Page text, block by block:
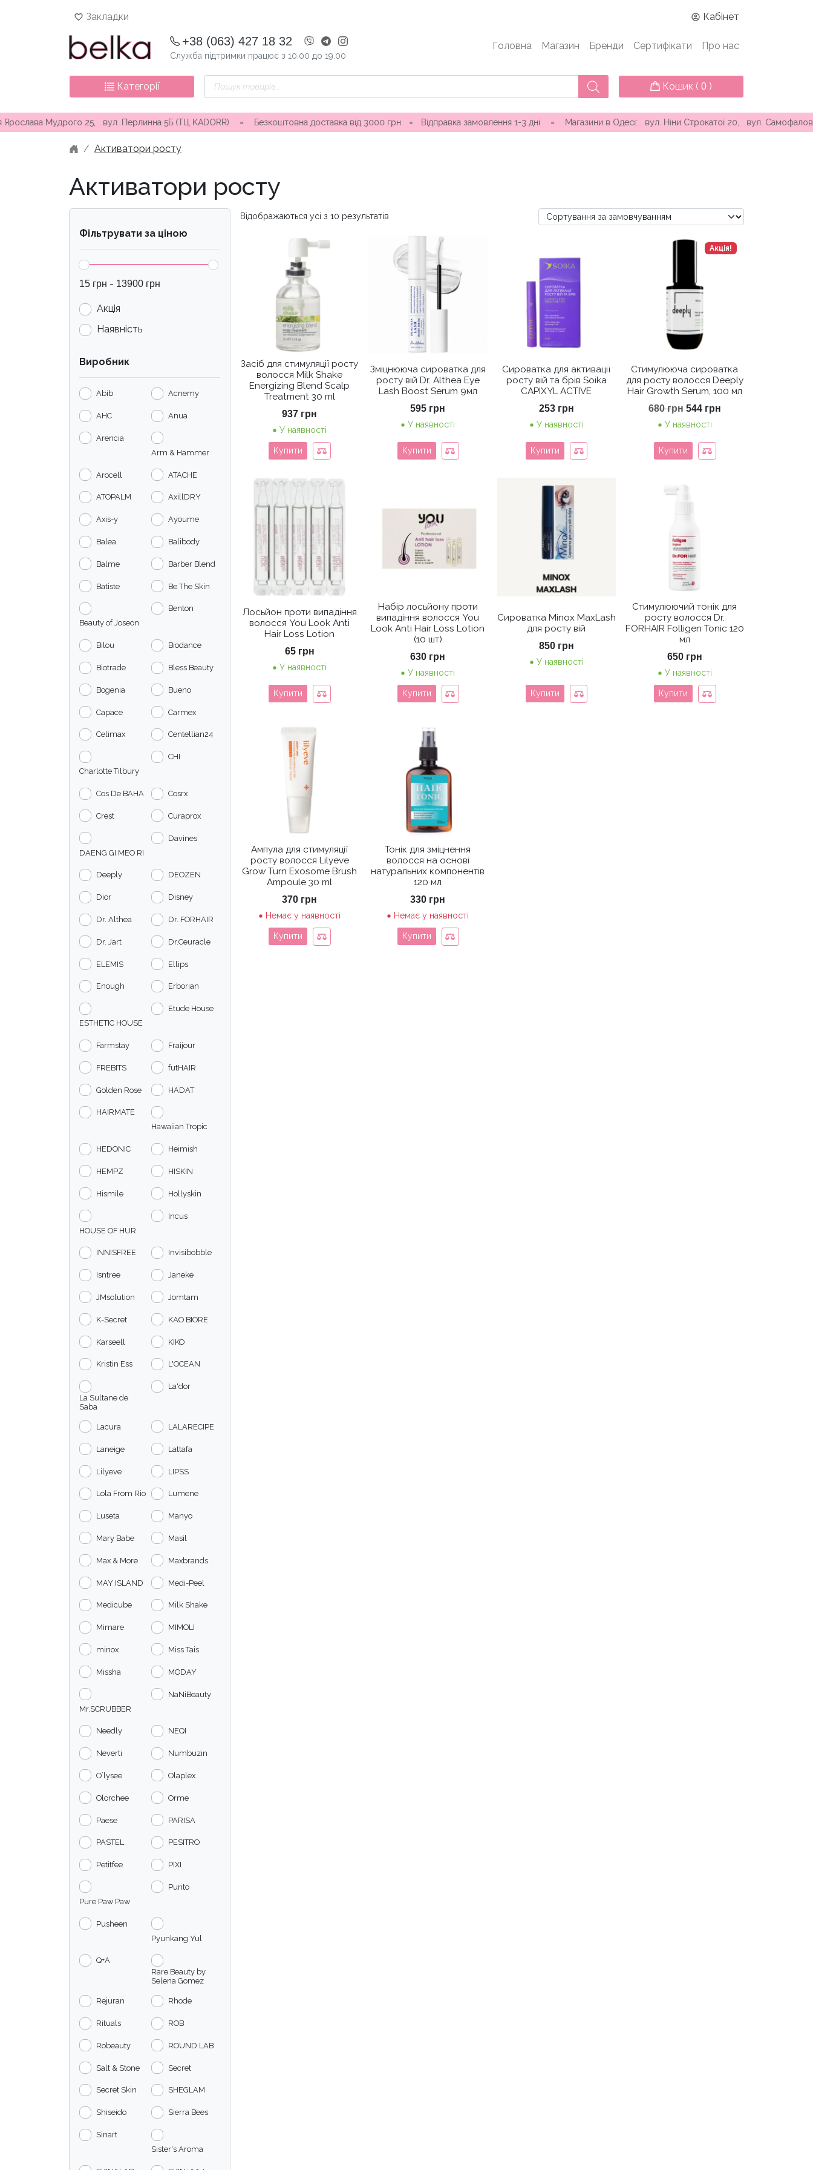
Закладки Кабінет
+38 (063) 427 18 32
Служба підтримки працює з 10.00 до 19.00
Головна Магазин Бренди Сертифікати Про нас
Категорії
Пошук
товарів
Кошик ( 0 )
вул. Перлинна 5Б (ТЦ KADORR) ∘ Безкоштовна доставка від 3000 грн∘Відправка замовлення 1-3 дні ∘ Магазини в Одесі: вул. Ніни Строкатої 20, вул. Самофалова ( Каманіна )
Активатори росту
Активатори росту
Фільтрувати за ціною
15 грн - 13900 грн
Акція
Наявність
Виробник
Abib Acnemy
AHC Anua
Arencia
Arm & Hammer
Arocell ATACHE
ATOPALM AxillDRY
Axis-y Ayoume
Balea Balibody
Balme Barber Blend
Batiste Be The Skin
Beauty of Joseon
Benton
Bilou Biodance
Biotrade Bless Beauty
Bogenia Bueno
Capace Carmex
Celimax Centellian24
Charlotte Tilbury
CHI
Cos De BAHA Cosrx
Crest Curaprox
DAENG GI MEO RI
Davines
Deeply DEOZEN
Dior Disney
Dr. Althea Dr. FORHAIR
Dr. Jart Dr.Ceuracle
ELEMIS Ellips
Enough Erborian
ESTHETIC HOUSE
Etude House
Farmstay Fraijour
FREBITS futHAIR
Golden Rose HADAT
HAIRMATE
Hawaiian Tropic
HEDONIC Heimish
HEMPZ HISKIN
Hismile Hollyskin
HOUSE OF HUR
Incus
INNISFREE Invisibobble
Isntree Janeke
JMsolution Jomtam
K-Secret KAO BIORE
Karseell KIKO
Kristin Ess L'OCEAN
La Sultane de
Saba
La'dor
Lacura LALARECIPE
Laneige Lattafa
Lilyeve LIPSS
Lola From Rio Lumene
Luseta Manyo
Mary Babe Masil
Max & More Maxbrands
MAY ISLAND Medi-Peel
Medicube Milk Shake
Mimare MIMOLI
minox Miss Tais
Missha MODAY
Mr.SCRUBBER
NaNiBeauty
Needly NEQI
Neverti Numbuzin
O`lysee Olaplex
Olorchee Orme
Paese PARISA
PASTEL PESITRO
Petitfee PIXI
Pure Paw Paw
Purito
Pusheen
Pyunkang Yul
Q+A
Rare Beauty by
Selena Gomez
Rejuran Rhode
Rituals ROB
Robeauty ROUND LAB
Salt & Stone Secret
Secret Skin SHEGLAM
Shiseido Sierra Bees
Sinart
Sister's Aroma
Відображаються усі з 10 результатів
Засіб для стимуляції росту
волосся Milk Shake
Energizing Blend Scalp
Treatment 30 ml
937 грн
У наявності
Купити
Зміцнююча сироватка для
росту вій Dr. Althea Eye
Lash Boost Serum 9мл
595 грн
У наявності
Купити
Сироватка для активації
росту вій та брів Soika
CAPIXYL ACTIVE
253 грн
У наявності
Купити
Акція!
Стимулююча сироватка
для росту волосся Deeply
Hair Growth Serum, 100 мл
680грн Оригінальна
680 грн.
544 грнПоточна
У наявності
Купити
Лосьйон проти випадіння
волосся You Look Anti
Hair Loss Lotion
65 грн
У наявності
Купити
Набір лосьйону проти
випадіння волосся You
Look Anti Hair Loss Lotion
(10 шт)
630 грн
У наявності
Купити
Сироватка Minox MaxLash
для росту вій
850 грн
У наявності
Купити
Стимулюючий тонік для
росту волосся Dr.
FORHAIR Folligen Tonic 120
мл
650 грн
У наявності
Купити
Ампула для стимуляції
росту волосся Lilyeve
Grow Turn Exosome Brush
Ampoule 30 ml
370 грн
Немає у наявності
Купити
Тонік для зміцнення
волосся на основі
натуральних компонентів
120 мл
330 грн
Немає у наявності
Купити